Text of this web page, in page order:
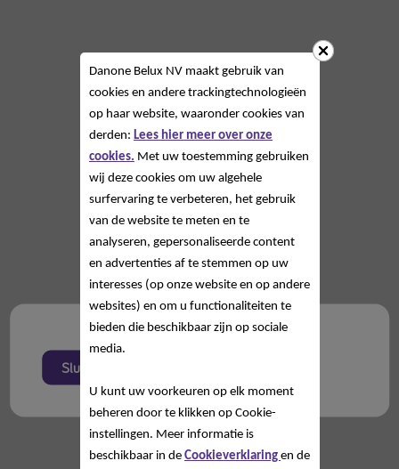
Sluiten
Danone Belux NV maakt gebruik van
cookies en andere trackingtechnologieën
op haar website, waaronder cookies van
derden: Lees hier meer over onze
cookies. Met uw toestemming gebruiken
wij deze cookies om uw algehele
surfervaring te verbeteren, het gebruik
van de website te meten en te
analyseren, gepersonaliseerde content
en advertenties af te stemmen op uw
interesses (op onze website en op andere
websites) en om u functionaliteiten te
bieden die beschikbaar zijn op sociale
media.
U kunt uw voorkeuren op elk moment
beheren door te klikken op Cookie-
instellingen. Meer informatie is
beschikbaar in de Cookieverklaring en de